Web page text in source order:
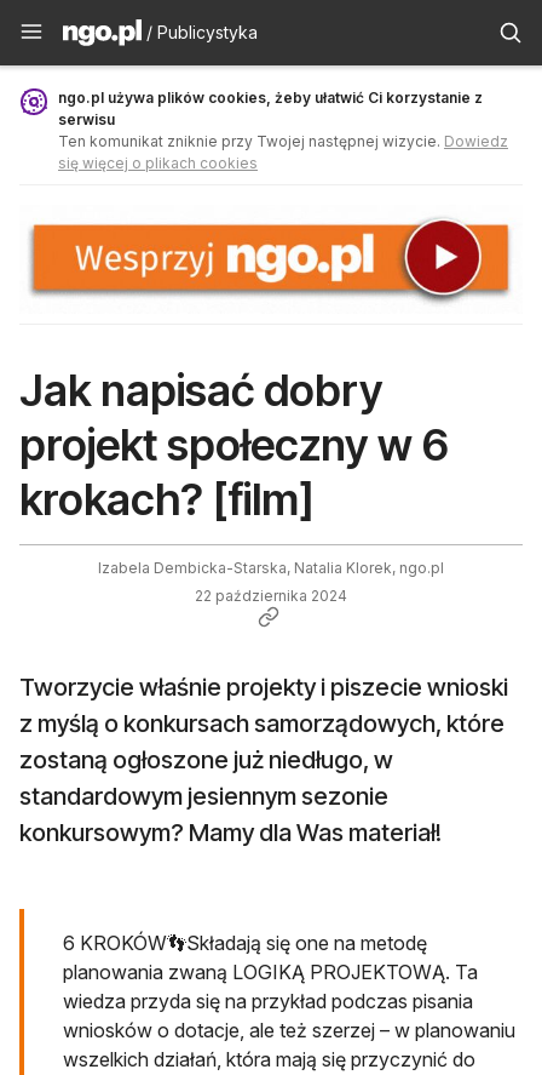
Publicystyka - ngo.pl
/ Publicystyka
ngo.pl używa plików cookies, żeby ułatwić Ci korzystanie z
serwisu
Ten komunikat zniknie przy Twojej następnej wizycie. Dowiedz
się więcej o plikach cookies
Jak napisać dobry
projekt społeczny w 6
krokach? [film]
Izabela Dembicka-Starska, Natalia Klorek, ngo.pl
22 października 2024
Tworzycie właśnie projekty i piszecie wnioski
z myślą o konkursach samorządowych, które
zostaną ogłoszone już niedługo, w
standardowym jesiennym sezonie
konkursowym? Mamy dla Was materiał!
6 KROKÓW👣Składają się one na metodę
planowania zwaną LOGIKĄ PROJEKTOWĄ. Ta
wiedza przyda się na przykład podczas pisania
wniosków o dotacje, ale też szerzej – w planowaniu
wszelkich działań, która mają się przyczynić do